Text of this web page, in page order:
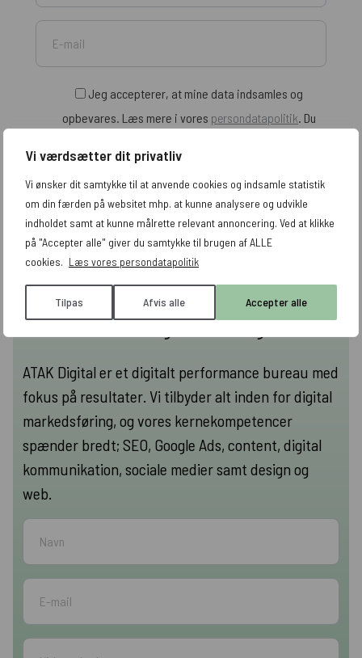
Vi værdsætter dit privatliv
Vi ønsker dit samtykke til at anvende cookies og indsamle statistik
om din færden på websitet mhp. at kunne analysere og udvikle
indholdet samt at kunne målrette relevant annoncering. Ved at klikke
på "Accepter alle" giver du samtykke til brugen af ALLE
cookies. Læs vores persondatapolitik
Tilpas Afvis alle Accepter alle
Jeg accepterer, at mine data indsamles og
opbevares. Læs mere i vores persondatapolitik. Du
Hvorfor vælge ATAK Digital?
ATAK Digital er et digitalt performance bureau med
fokus på resultater. Vi tilbyder alt inden for digital
markedsføring, og vores kernekompetencer
spænder bredt; SEO, Google Ads, content, digital
kommunikation, sociale medier samt design og
web.